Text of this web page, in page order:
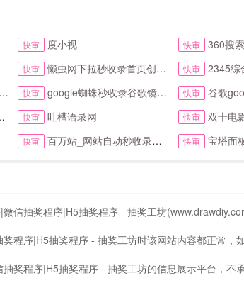
快审 度小视 快审 360搜索
快审 懒虫网下拉秒收录首页创新123网址导航首页 快审 2345综合搜
快审 google蜘蛛秒收录谷歌镜像访问助手首页 快审 谷歌
快审 吐槽语录网 快审 双十电
快审 百万站_网站自动秒收录与提交入口首页 快审 宝塔面
信抽奖程序|H5抽奖程序 - 抽奖工坊
程序|H5抽奖程序 - 抽奖工坊时该网站内容都正常，
奖程序|H5抽奖程序 - 抽奖工坊的信息展示平台，不